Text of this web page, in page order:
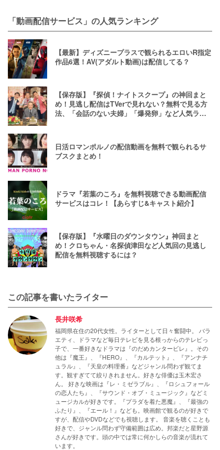
「動画配信サービス」の人気ランキング
【最新】ディズニープラスで観られるエロいR指定
作品6選！AV(アダルト動画)は配信してる？
【保存版】『探偵！ナイトスクープ』の神回まと
め！見逃し配信はTVerで見れない？無料で見る方
法、「会話のない夫婦」「爆発卵」など人気ラン
日活ロマンポルノの配信動画を無料で観られるサ
ブスクまとめ！
ドラマ『若葉のころ』を無料視聴できる動画配信
サービスはコレ！【あらすじ&キャスト紹介】
【保存版】『水曜日のダウンタウン』神回まと
め！クロちゃん・名探偵津田など人気回の見逃し
配信を無料視聴するには？
この記事を書いたライター
長井咲希
福岡県在住の20代女性。ライターとして日々奮闘中。 バラ
エティ、ドラマなど毎日テレビを見る根っからのテレビっ
子で、一番好きなドラマは『のだめカンタービレ』。その
他は『魔王』、『HERO』、『カルテット』、『アンナチ
ュラル』、『天皇の料理番』などジャンル問わず観てま
す。観すぎてて絞りきれません。好きな俳優は玉木宏さ
ん。 好きな映画は『レ・ミゼラブル』、『ロシュフォール
の恋人たち』、『サウンド・オブ・ミュージック』などミ
ュージカルが好きです。『プラダを着た悪魔』、『最強の
ふたり』、『エール！』なども。映画館で観るのが好きで
すが、配信やDVDなどでも視聴します。 音楽を聴くことも
好きで、ジャンル問わず守備範囲は広め。邦楽だと星野源
さんが好きです。頭の中では常に何かしらの音楽が流れて
います。